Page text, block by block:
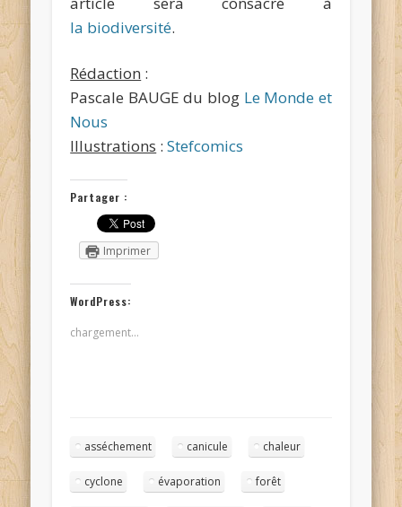
la biodiversité.
Rédaction :
Pascale BAUGE du blog Le Monde et
Nous
Illustrations :Stefcomics
Partager :
Imprimer
WordPress:
chargement…
asséchement canicule chaleur
cyclone évaporation forêt